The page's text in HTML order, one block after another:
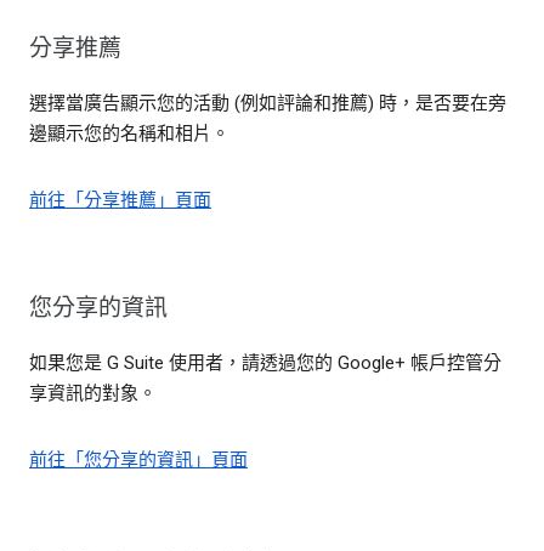
分享推薦
選擇當廣告顯示您的活動 (例如評論和推薦) 時，是否要在旁
邊顯示您的名稱和相片。
前往「分享推薦」頁面
您分享的資訊
如果您是 G Suite 使用者，請透過您的 Google+ 帳戶控管分
享資訊的對象。
前往「您分享的資訊」頁面